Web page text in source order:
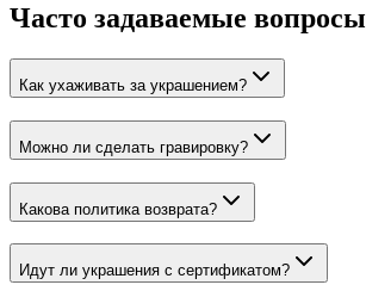
Часто задаваемые вопросы
Как ухаживать за украшением?
Можно ли сделать гравировку?
Какова политика возврата?
Идут ли украшения с сертификатом?